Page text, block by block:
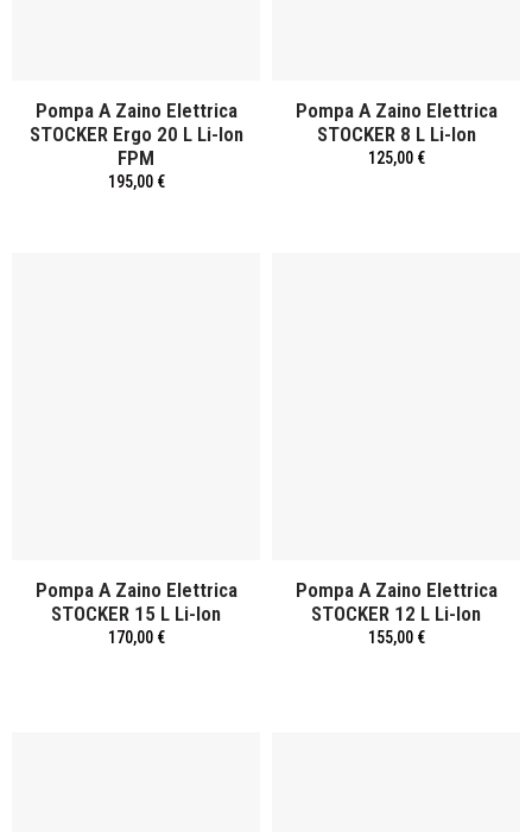
Pompa A Zaino Elettrica
STOCKER Ergo 20 L Li-Ion
FPM
195,00 €
Pompa A Zaino Elettrica
STOCKER 8 L Li-Ion
125,00 €
Pompa A Zaino Elettrica
STOCKER 15 L Li-Ion
170,00 €
Pompa A Zaino Elettrica
STOCKER 12 L Li-Ion
155,00 €